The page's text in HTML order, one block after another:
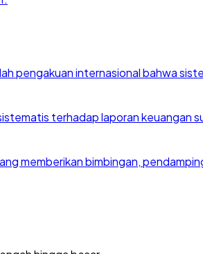
pengakuan internasional bahwa
terhadap laporan keuangan
memberikan bimbingan,